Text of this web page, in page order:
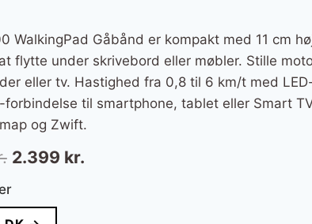
WalkingPad Gåbånd er kompakt med 11 cm
flytte under skrivebord eller møbler. Stille
eller tv. Hastighed fra 0,8 til 6 km/t med
forbindelse til smartphone, tablet eller Smart
og Zwift.
Den
oprindelige
pris
2.399 kr.Den